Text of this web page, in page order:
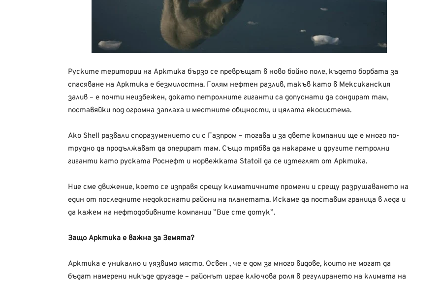
Руските територии на Арктика бързо се превръщат в ново бойно поле, където борбата за
спасяване на Арктика е безмилостна. Голям нефтен разлив, такъв като в Мексиканския
залив – е почти неизбежен, докато петролните гиганти са допуснати да сондират там,
поставяйки под огромна заплаха и местните общности, и цялата екосистема.
Ако Shell развали споразумението си с Газпром – тогава и за двете компании ще е много по-
трудно да продължават да оперират там. Също трябва да накараме и другите петролни
гиганти като руската Роснефт и норвежката Statoil да се изтеглят от Арктика.
Ние сме движение, което се изправя срещу климатичните промени и срещу разрушаването на
един от последните недокоснати райони на планетата. Искаме да поставим граница в леда и
да кажем на нефтодобивните компании ”Вие сте дотук”.
Защо Арктика е важна за Земята?
Арктика е уникално и уязвимо място. Освен , че е дом за много видове, които не могат да
бъдат намерени никъде другаде – районът играе ключова роля в регулирането на климата на